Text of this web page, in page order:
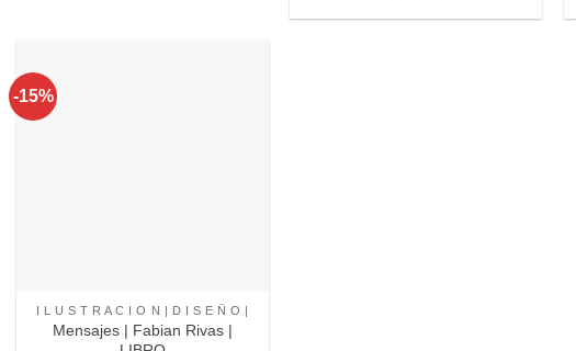
-15%
I L U S T R A C I O N | D I S E Ñ O |
Mensajes | Fabian Rivas |